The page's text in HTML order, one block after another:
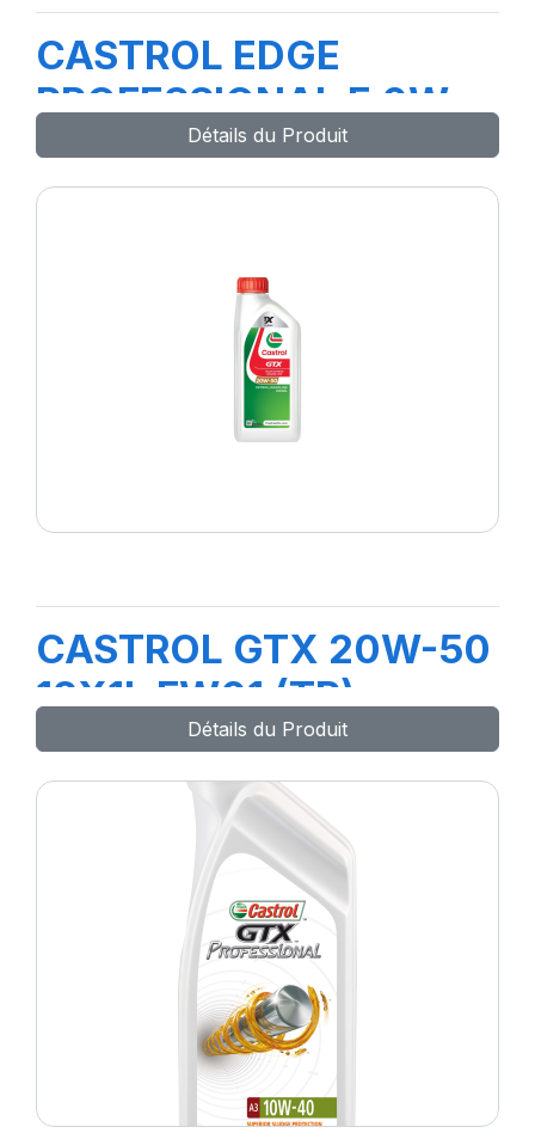
CASTROL EDGE
PROFESSIONAL E 0W-
30 208LDétails du Produit
CASTROL GTX 20W-50
12X1L FW01 (TR)
Détails du Produit